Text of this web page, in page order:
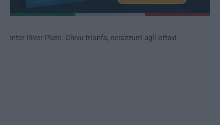
Inter-River Plate: Chivu trionfa, nerazzurri agli ottavi